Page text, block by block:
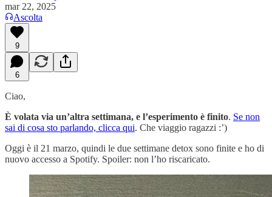
mar 22, 2025
Ascolta
9
6
Ciao,
È volata via un’altra settimana, e l’esperimento è finito. Se non
sai di cosa sto parlando, clicca qui. Che viaggio ragazzi :’)
Oggi è il 21 marzo, quindi le due settimane detox sono finite e ho di
nuovo accesso a Spotify. Spoiler: non l’ho riscaricato.